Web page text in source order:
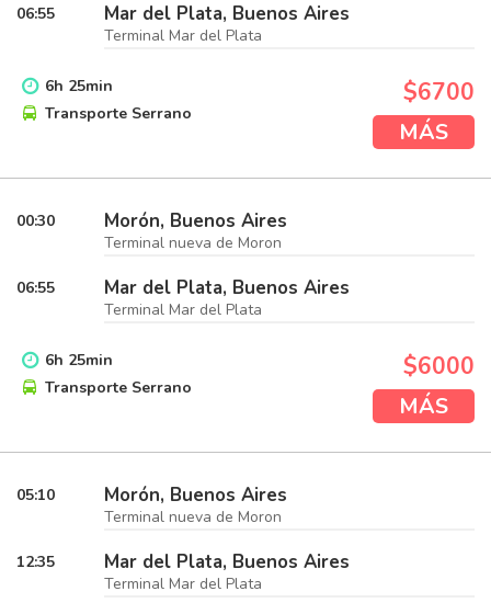
06:55 Mar del Plata, Buenos Aires
Terminal Mar del Plata
6h 25min
Transporte Serrano
$6700
MÁS
00:30 Morón, Buenos Aires
Terminal nueva de Moron
06:55 Mar del Plata, Buenos Aires
Terminal Mar del Plata
6h 25min
Transporte Serrano
$6000
MÁS
05:10 Morón, Buenos Aires
Terminal nueva de Moron
12:35 Mar del Plata, Buenos Aires
Terminal Mar del Plata